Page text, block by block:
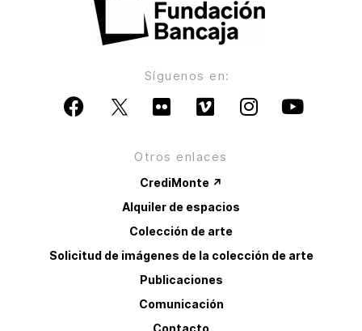
Síguenos en:
Otros enlaces
CrediMonte ↗
Alquiler de espacios
Colección de arte
Solicitud de imágenes de la colección de arte
Publicaciones
Comunicación